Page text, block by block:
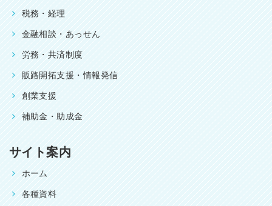
税務・経理
金融相談・あっせん
労務・共済制度
販路開拓支援・情報発信
創業支援
補助金・助成金
サイト案内
ホーム
各種資料